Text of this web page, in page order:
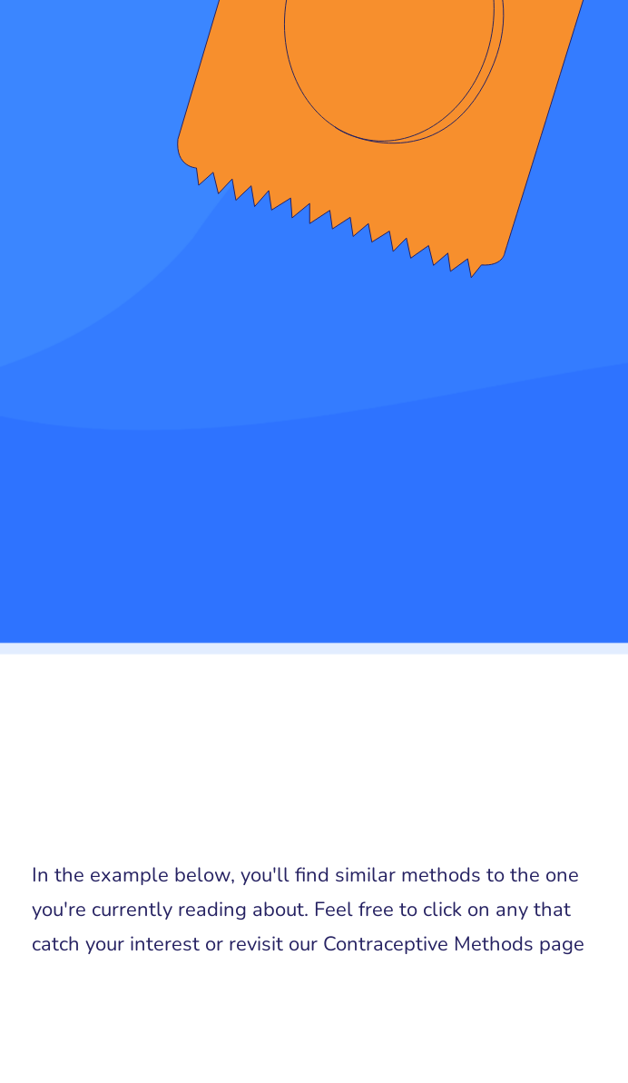
In the example below, you'll find similar methods to the one
you're currently reading about. Feel free to click on any that
catch your interest or revisit our Contraceptive Methods page